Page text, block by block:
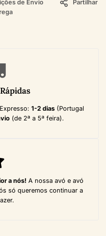
de Envio
Partilhar
1-2 dias (Portugal
(de 2ª a 5ª feira).
a nós! A nossa avó e avó
só queremos continuar a